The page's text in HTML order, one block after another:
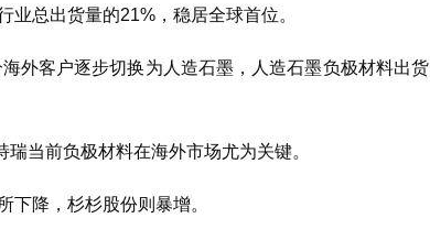
总出货量的21%，稳居全球首位。
外客户逐步切换为人造石墨，人造石墨负极材料出货
当前负极材料在海外市场尤为关键。
下降，杉杉股份则暴增。